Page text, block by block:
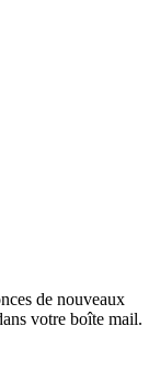
de nouveaux
votre boîte mail.